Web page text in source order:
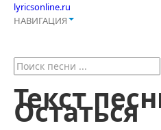
lyricsonline.ru
НАВИГАЦИЯ
Текст
Остаться